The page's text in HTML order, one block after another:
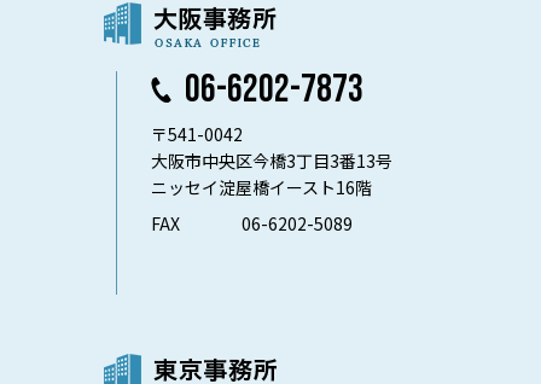
06-6202-7873
〒541-0042
大阪市中央区今橋3丁目3番13号
ニッセイ淀屋橋イースト16階
FAX
06-6202-5089